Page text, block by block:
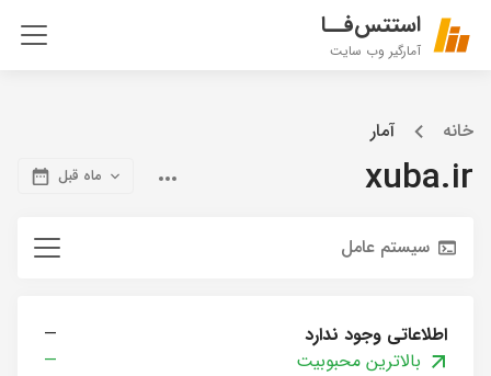
استتس‌فــا
آمارگیر وب سایت
خانه آمار
xuba.ir ماه قبل
سیستم عامل
اطلاعاتی وجود ندارد
—
بالاترین محبوبیت
—